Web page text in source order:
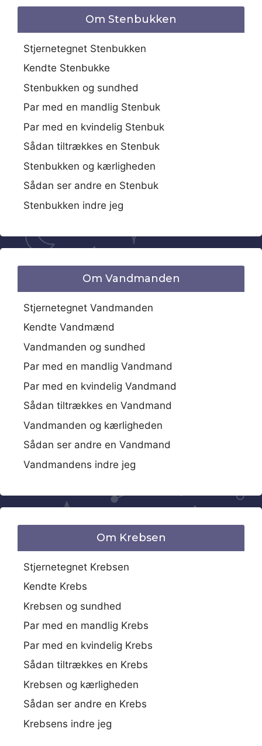
Om Stenbukken
Stjernetegnet Stenbukken
Kendte Stenbukke
Stenbukken og sundhed
Par med en mandlig Stenbuk
Par med en kvindelig Stenbuk
Sådan tiltrækkes en Stenbuk
Stenbukken og kærligheden
Sådan ser andre en Stenbuk
Stenbukken indre jeg
Om Vandmanden
Stjernetegnet Vandmanden
Kendte Vandmænd
Vandmanden og sundhed
Par med en mandlig Vandmand
Par med en kvindelig Vandmand
Sådan tiltrækkes en Vandmand
Vandmanden og kærligheden
Sådan ser andre en Vandmand
Vandmandens indre jeg
Om Krebsen
Stjernetegnet Krebsen
Kendte Krebs
Krebsen og sundhed
Par med en mandlig Krebs
Par med en kvindelig Krebs
Sådan tiltrækkes en Krebs
Krebsen og kærligheden
Sådan ser andre en Krebs
Krebsens indre jeg